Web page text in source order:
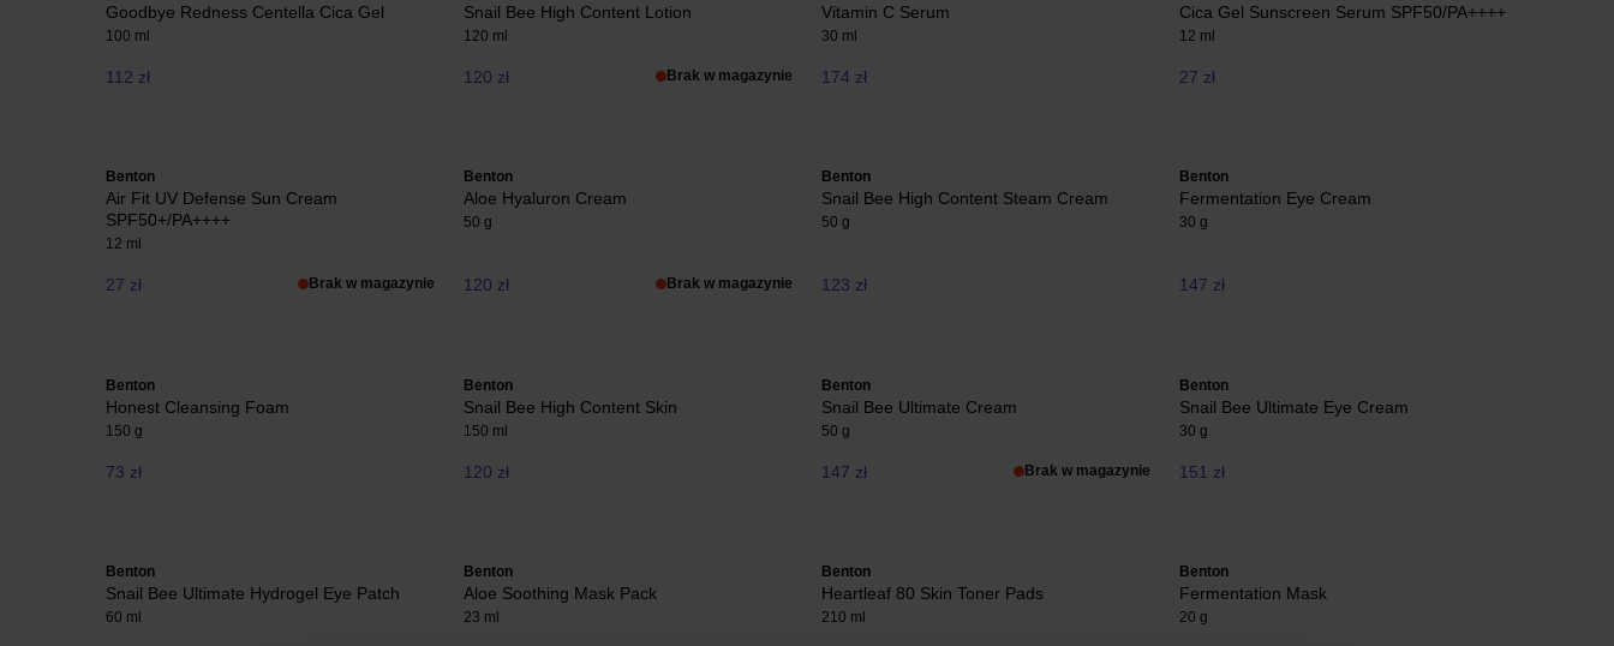
Goodbye Redness Centella Cica Gel
100 ml
112 zł
Snail Bee High Content Lotion
120 ml
120 zł Brak w magazynie
Vitamin C Serum
30 ml
174 zł
Cica Gel Sunscreen Serum SPF50/PA++++
12 ml
27 zł
Benton
Air Fit UV Defense Sun Cream
SPF50+/PA++++
12 ml
27 zł Brak w magazynie
Benton
Aloe Hyaluron Cream
50 g
120 zł Brak w magazynie
Benton
Snail Bee High Content Steam Cream
50 g
123 zł
Benton
Fermentation Eye Cream
30 g
147 zł
Benton
Honest Cleansing Foam
150 g
73 zł
Benton
Snail Bee High Content Skin
150 ml
120 zł
Benton
Snail Bee Ultimate Cream
50 g
147 zł Brak w magazynie
Benton
Snail Bee Ultimate Eye Cream
30 g
151 zł
Benton
Snail Bee Ultimate Hydrogel Eye Patch
60 ml
Benton
Aloe Soothing Mask Pack
23 ml
Benton
Heartleaf 80 Skin Toner Pads
210 ml
Benton
Fermentation Mask
20 g